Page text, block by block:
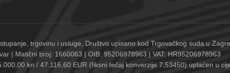
trgovinu i usluge, Društvo upisano kod Trgovačkog suda u
| Matični broj: 1660063 | OIB: 95206978963 | VAT: HR95206978963
kn / 47.116,60 EUR (fiksni tečaj konverzije 7,53450) uplaćen u